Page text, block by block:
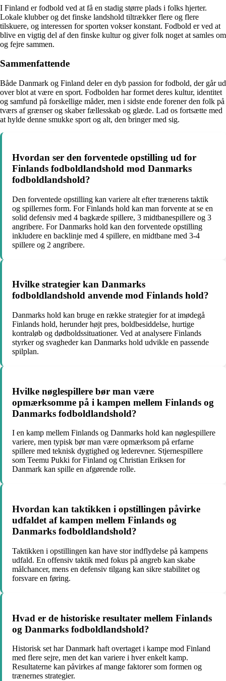
I Finland er fodbold ved at få en stadig større plads i folks hjerter.
Lokale klubber og det finske landshold tiltrækker flere og flere
tilskuere, og interessen for sporten vokser konstant. Fodbold er ved at
blive en vigtig del af den finske kultur og giver folk noget at samles om
og fejre sammen.
Sammenfattende
Både Danmark og Finland deler en dyb passion for fodbold, der går ud
over blot at være en sport. Fodbolden har formet deres kultur, identitet
og samfund på forskellige måder, men i sidste ende forener den folk på
tværs af grænser og skaber fællesskab og glæde. Lad os fortsætte med
at hylde denne smukke sport og alt, den bringer med sig.
Hvordan ser den forventede opstilling ud for
Finlands fodboldlandshold mod Danmarks
fodboldlandshold?
Den forventede opstilling kan variere alt efter trænerens taktik
og spillernes form. For Finlands hold kan man forvente at se en
solid defensiv med 4 bagkæde spillere, 3 midtbanespillere og 3
angribere. For Danmarks hold kan den forventede opstilling
inkludere en backlinje med 4 spillere, en midtbane med 3-4
spillere og 2 angribere.
Hvilke strategier kan Danmarks
fodboldlandshold anvende mod Finlands hold?
Danmarks hold kan bruge en række strategier for at imødegå
Finlands hold, herunder højt pres, boldbesiddelse, hurtige
kontraløb og dødboldssituationer. Ved at analysere Finlands
styrker og svagheder kan Danmarks hold udvikle en passende
spilplan.
Hvilke nøglespillere bør man være
opmærksomme på i kampen mellem Finlands og
Danmarks fodboldlandshold?
I en kamp mellem Finlands og Danmarks hold kan nøglespillere
variere, men typisk bør man være opmærksom på erfarne
spillere med teknisk dygtighed og lederevner. Stjernespillere
som Teemu Pukki for Finland og Christian Eriksen for
Danmark kan spille en afgørende rolle.
Hvordan kan taktikken i opstillingen påvirke
udfaldet af kampen mellem Finlands og
Danmarks fodboldlandshold?
Taktikken i opstillingen kan have stor indflydelse på kampens
udfald. En offensiv taktik med fokus på angreb kan skabe
målchancer, mens en defensiv tilgang kan sikre stabilitet og
forsvare en føring.
Hvad er de historiske resultater mellem Finlands
og Danmarks fodboldlandshold?
Historisk set har Danmark haft overtaget i kampe mod Finland
med flere sejre, men det kan variere i hver enkelt kamp.
Resultaterne kan påvirkes af mange faktorer som formen og
trænernes strategier.